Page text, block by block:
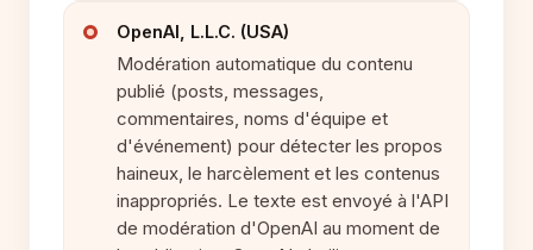
OpenAI, L.L.C. (USA)
Modération automatique du contenu
publié (posts, messages,
commentaires, noms d'équipe et
d'événement) pour détecter les propos
haineux, le harcèlement et les contenus
inappropriés. Le texte est envoyé à l'API
de modération d'OpenAI au moment de